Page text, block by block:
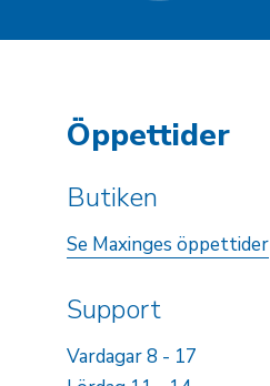
Öppettider
Butiken
Se Maxinges öppettider
Support
Vardagar 8 - 17